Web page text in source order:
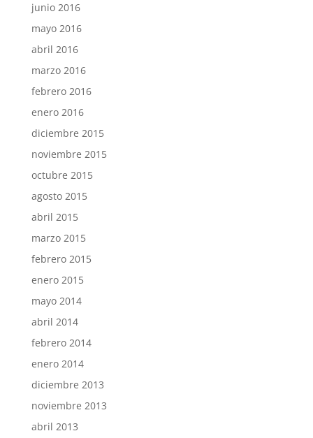
junio 2016
mayo 2016
abril 2016
marzo 2016
febrero 2016
enero 2016
diciembre 2015
noviembre 2015
octubre 2015
agosto 2015
abril 2015
marzo 2015
febrero 2015
enero 2015
mayo 2014
abril 2014
febrero 2014
enero 2014
diciembre 2013
noviembre 2013
abril 2013